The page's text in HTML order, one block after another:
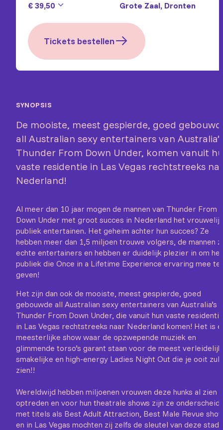
€ 39,50 Grote Zaal, Dronten
Tickets bestellen
SYNOPSIS
De mooiste, meest gespierde, goed
all Australian sexy entertainers van
Thunder From Down Under, komen vanuit
vaste residentie in Las Vegas rechtstreeks
Nederland!
Al meer dan 10 jaar mogen de mannen van Thunder From
Down Under met groot succes in Nederland het vrouwelijk
publiek entertainen. Het geheim achter hun succes? Ze
hebben meer dan 1,5 miljoen trouwe volgers, de mannen
echte entertainers en hebben er duidelijk plezier in om het
publiek die Once in a Lifetime Experience ervaring mee te
geven!
Het zijn dan ook de mooiste, meest gespierde, goed
gebouwde all Australian sexy entertainers van Australia’s
Thunder From Down Under, die vanuit hun vaste residentie
in Las Vegas rechtstreeks naar Nederland komen! Het is
meesterlijke show waar de opzwepende muziek en
glimmende torso’s garant staan voor de meest
smakelijke en high-energy Ladies Night Out die je ooit zult
zien!!
Wereldwijd hebben miljoenen vrouwen deze hunks al zien
optreden en voor hun theatrale shows zijn ze
met titels als Best Adult Attraction, Best Male Revue
en in Las Vegas mochten zij zelfs de sleutel van deze stad